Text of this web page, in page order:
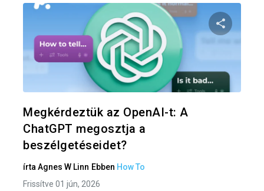
Megkérdeztük az OpenAI-t: A
ChatGPT megosztja a
beszélgetéseidet?
írta Agnes W Linn Ebben How To
Frissítve 01 jún, 2026